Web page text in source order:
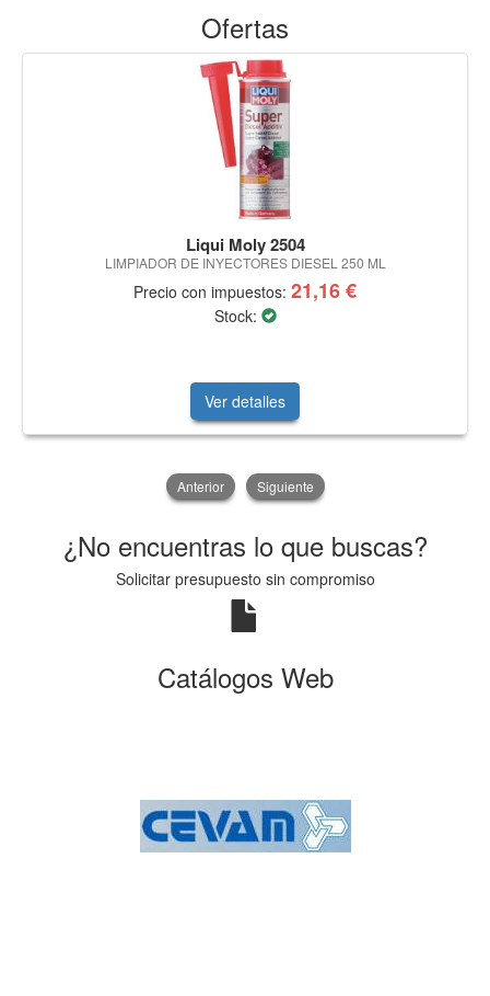
Ofertas
Liqui Moly 2504
LIMPIADOR DE INYECTORES DIESEL 250 ML
Precio con impuestos: 21,16 €
Stock:
Ver detalles
Anterior Siguiente
¿No encuentras lo que buscas?
Solicitar presupuesto sin compromiso
Catálogos Web